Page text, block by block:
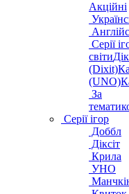
Акційні
Серії
світи
(Dixit)
(UNO)
За
Серії ігор
Доббл
Діксіт
Крила
УНО